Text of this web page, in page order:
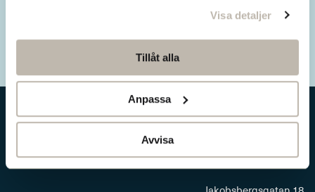
Visa detaljer
Tillåt alla
Anpassa
Avvisa